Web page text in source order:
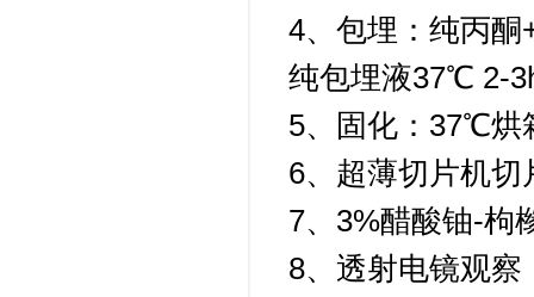
4、包埋：纯丙酮
纯包埋液37℃ 2-
5、固化：37℃烘
6、超薄切片机切
7、3%醋酸铀-枸
8、透射电镜观察